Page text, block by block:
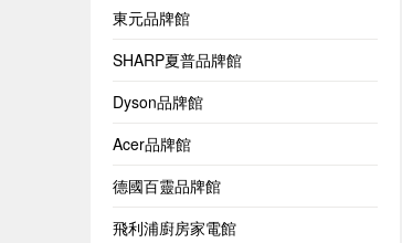
東元品牌館
SHARP夏普品牌館
Dyson品牌館
Acer品牌館
德國百靈品牌館
飛利浦廚房家電館